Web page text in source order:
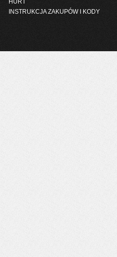
HURT
INSTRUKCJA ZAKUPÓW I KODY